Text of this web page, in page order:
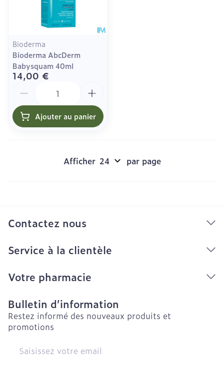
Bioderma
Bioderma AbcDerm
Babysquam 40ml
14,00 €
Ajouter au panier
Afficher par page
Contactez nous
Service à la clientèle
Votre pharmacie
Bulletin d’information
Restez informé des nouveaux produits et
promotions